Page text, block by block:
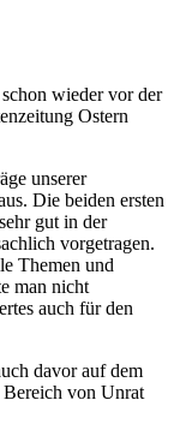
wieder vor der
Ostern
unserer
Die beiden ersten
gut in der
vorgetragen.
Themen und
man nicht
auch für den
davor auf dem
von Unrat